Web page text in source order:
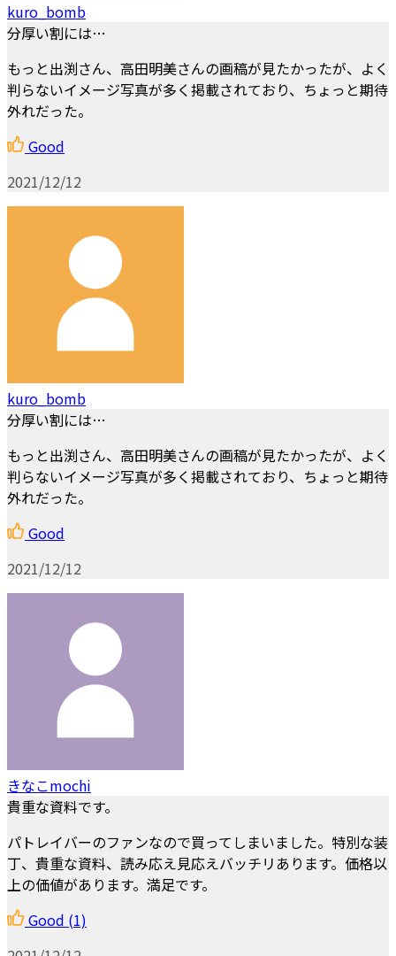
kuro_bomb
分厚い割には…
もっと出渕さん、高田明美さんの画稿が見たかったが、よく
判らないイメージ写真が多く掲載されており、ちょっと期待
外れだった。
Good
2021/12/12
kuro_bomb
分厚い割には…
もっと出渕さん、高田明美さんの画稿が見たかったが、よく
判らないイメージ写真が多く掲載されており、ちょっと期待
外れだった。
Good
2021/12/12
きなこmochi
貴重な資料です。
パトレイバーのファンなので買ってしまいました。特別な装
丁、貴重な資料、読み応え見応えバッチリあります。価格以
上の価値があります。満足です。
Good (1)